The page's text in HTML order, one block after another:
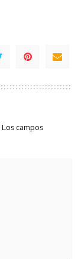
Los campos